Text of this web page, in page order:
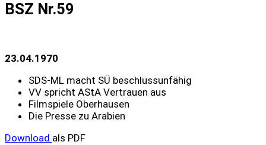
BSZ Nr.59
23.04.1970
SDS-ML macht SÜ beschlussunfähig
VV spricht AStA Vertrauen aus
Filmspiele Oberhausen
Die Presse zu Arabien
Download als PDF